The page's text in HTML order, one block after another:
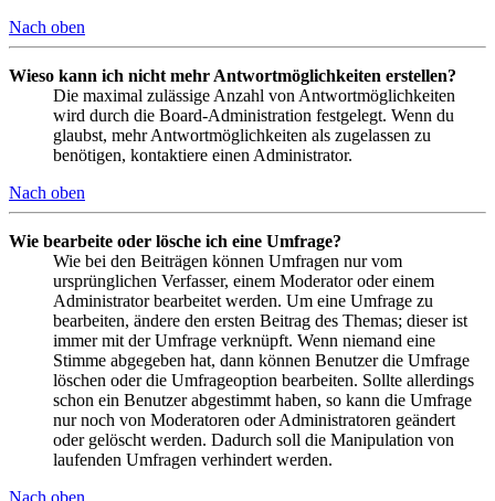
Nach oben
Wieso kann ich nicht mehr Antwortmöglichkeiten erstellen?
Die maximal zulässige Anzahl von Antwortmöglichkeiten
wird durch die Board-Administration festgelegt. Wenn du
glaubst, mehr Antwortmöglichkeiten als zugelassen zu
benötigen, kontaktiere einen Administrator.
Nach oben
Wie bearbeite oder lösche ich eine Umfrage?
Wie bei den Beiträgen können Umfragen nur vom
ursprünglichen Verfasser, einem Moderator oder einem
Administrator bearbeitet werden. Um eine Umfrage zu
bearbeiten, ändere den ersten Beitrag des Themas; dieser ist
immer mit der Umfrage verknüpft. Wenn niemand eine
Stimme abgegeben hat, dann können Benutzer die Umfrage
löschen oder die Umfrageoption bearbeiten. Sollte allerdings
schon ein Benutzer abgestimmt haben, so kann die Umfrage
nur noch von Moderatoren oder Administratoren geändert
oder gelöscht werden. Dadurch soll die Manipulation von
laufenden Umfragen verhindert werden.
Nach oben